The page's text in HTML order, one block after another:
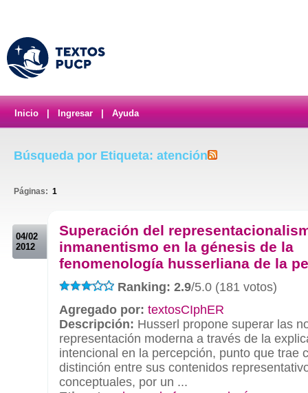
Inicio Ingresar Ayuda
Búsqueda por Etiqueta: atención
Páginas: 1
04/02
2012
Superación del
inmanentismo en la génesis de la
fenomenología husserliana de la
Ranking: 2.9/5.0 (181 votos)
Agregado por: textosCIphER
Descripción: Husserl propone superar las
representación moderna a través de la
intencional en la percepción, punto que trae
distinción entre sus contenidos
conceptuales, por un ...